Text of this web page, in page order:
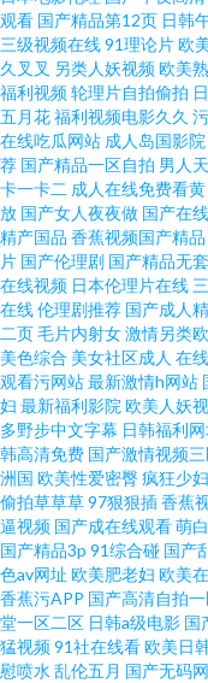
另类欧美专区 草比网站安
一本道欧美日A∨ 久草久草
盗摄成人一区二区 婷婷五
逼视频91 91传媒在线观看
视频在线播放 91情趣网站
网 亚洲国内高清在线 五月
机在线观看殴美三 日日夜
利 91白丝少妇 中文字幕强
湿机 手机av先锋
观看 国产精品第12页 日韩
三级视频在线91理论片欧
久叉叉 另类人妖视频欧美
福利视频轮理片自拍偷拍
五月花福利视频电影久久
在线吃瓜网站 成人岛国影院
荐 国产精品一区自拍 男人
卡一卡二 成人在线免费看黄
放 国产女人夜夜做 国产在
精产国品 香蕉视频国产精品
片 国产伦理剧 国产精品无
在线视频 日本伦理片在线
在线伦理剧推荐 国产成人
二页毛片内射女激情另类
美色综合 美女社区成人 在
观看污网站最新激情h网站
妇 最新福利影院 欧美人妖
多野步中文字幕 日韩福利
韩高清免费 国产激情视频
洲国 欧美性爱密臀疯狂少
偷拍草草草97狠狠插香蕉
逼视频 国产成在线观看萌
国产精品3p 91综合碰 国产
色av网址 欧美肥老妇 欧美
香蕉污APP 国产高清自拍
堂一区二区 日韩a级电影 国
猛视频91社在线看欧美日
慰喷水 乱伦五月 国产无码